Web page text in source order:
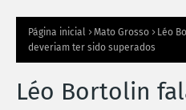
Página inicial Mato Grosso
Léo
deveriam ter sido superados
Léo Bortolin